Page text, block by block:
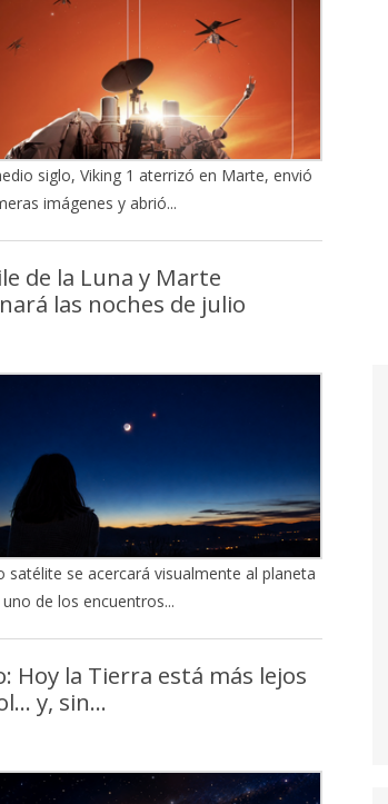
siglo, Viking 1 aterrizó en Marte, envió
imágenes y abrió...
de la Luna y Marte
las noches de julio
satélite se acercará visualmente al planeta
de los encuentros...
Hoy la Tierra está más lejos
y, sin...